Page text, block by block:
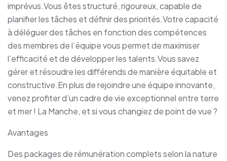
imprévus.Vous êtes structuré, rigoureux, capable de
planifier les tâches et définir des priorités.Votre capacité
à déléguer des tâches en fonction des compétences
des membres de l’équipe vous permet de maximiser
l’efficacité et de développer les talents.Vous savez
gérer et résoudre les différends de manière équitable et
constructive.En plus de rejoindre une équipe innovante,
venez profiter d’un cadre de vie exceptionnel entre terre
et mer ! La Manche, et si vous changiez de point de vue ?
Avantages
Des packages de rémunération complets selon la nature